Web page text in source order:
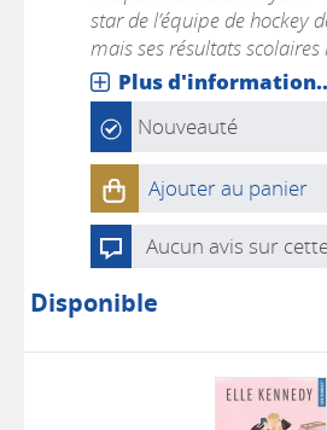
star de l’équipe de hockey
mais ses résultats scolaires
Plus
Nouveauté
Ajouter au panier
Aucun avis sur
Disponible